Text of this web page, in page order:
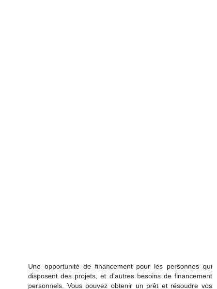
Une opportunité de financement pour les personnes qui
disposent des projets, et d'autres besoins de financement
personnels. Vous pouvez obtenir un prêt et résoudre vos